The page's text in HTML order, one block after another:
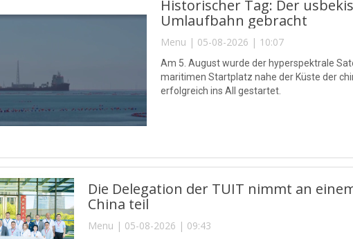
Historischer Tag: Der
Umlaufbahn gebracht
Menu | 05-08-2026 | 10:07
Am 5. August wurde der hyperspektrale
maritimen Startplatz nahe der Küste der
erfolgreich ins All gestartet.
Die Delegation der TUIT nimmt an
China teil
Menu | 05-08-2026 | 09:43